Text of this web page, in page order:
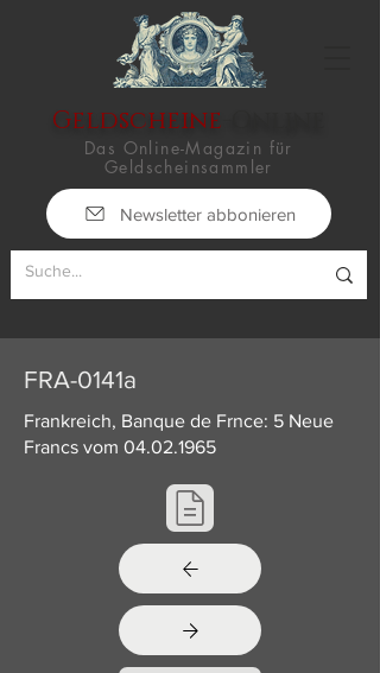
Geldscheine
Das Online-Magazin für
Geldscheinsammler
Newsletter abbonieren
FRA-0141a
Frankreich, Banque de Frnce: 5 Neue
Francs vom 04.02.1965